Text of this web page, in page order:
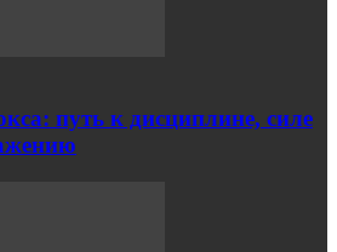
путь к дисциплине, силе